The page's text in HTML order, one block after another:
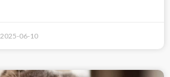
2025-06-10